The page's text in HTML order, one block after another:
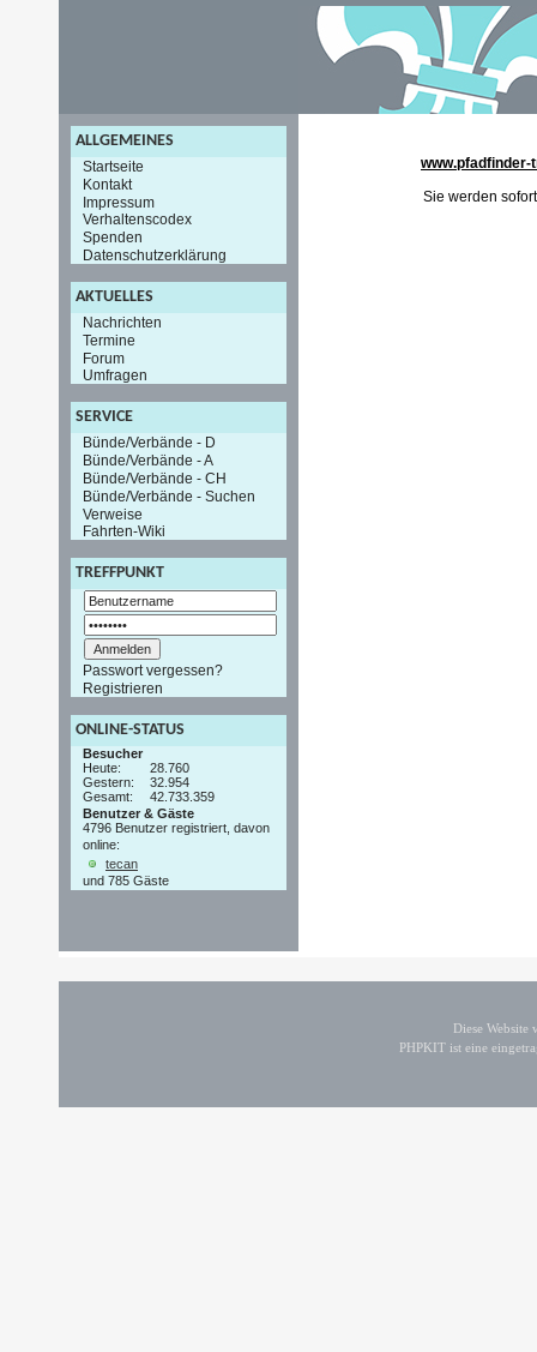
ALLGEMEINES
Startseite
Kontakt
Impressum
Verhaltenscodex
Spenden
Datenschutzerklärung
AKTUELLES
Nachrichten
Termine
Forum
Umfragen
SERVICE
Bünde/Verbände - D
Bünde/Verbände - A
Bünde/Verbände - CH
Bünde/Verbände - Suchen
Verweise
Fahrten-Wiki
TREFFPUNKT
Passwort vergessen?
Registrieren
ONLINE-STATUS
Besucher
Heute:
28.760
Gestern:
32.954
Gesamt:
42.733.359
Benutzer & Gäste
4796 Benutzer registriert, davon
online:
tecan
und 785 Gäste
www.pfadfinder-
Sie werden
Diese
PHPKIT ist eine